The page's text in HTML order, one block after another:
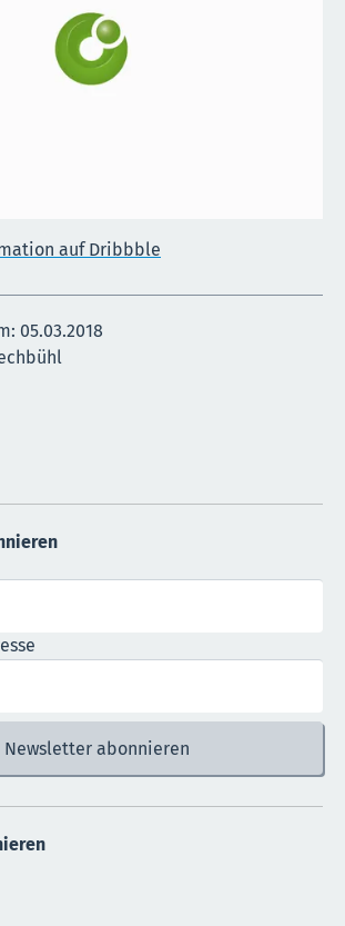
auf Dribbble
05.03.2018